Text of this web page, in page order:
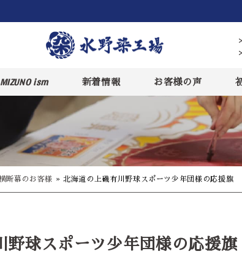
MIZUNO ism 新着情報 お客様の声
断幕のお客様 »北海道の上磯有川野球スポーツ少年団様の応援旗
野球スポーツ少年団様の応援旗